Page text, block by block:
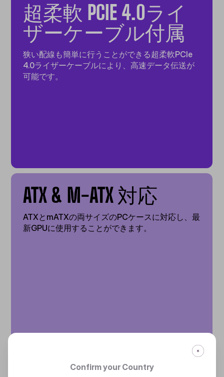
超柔軟 PCIE 4.0ライ
ザーケーブル付属
狭い配線も簡単に行うことができる超柔軟PCIe
4.0ライザーケーブルにより、高速データ伝送が
可能です。
ATX & M-ATX 対応
ATXとmATXの両サイズのPCケースに対応し、最
新GPUに使用することができます。
Confirm your Country